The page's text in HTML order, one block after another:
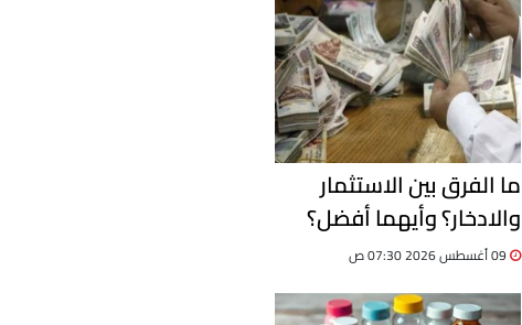
ما الفرق بين الاستثمار
والادخار؟ وأيهما أفضل؟
09 أغسطس 2026 07:30 ص